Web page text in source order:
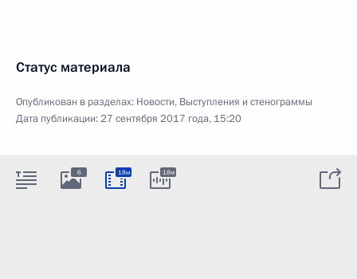
Статус материала
Опубликован в разделах: Новости, Выступления и стенограммы
Дата публикации:27 сентября 2017 года, 15:20
6 18м 18м